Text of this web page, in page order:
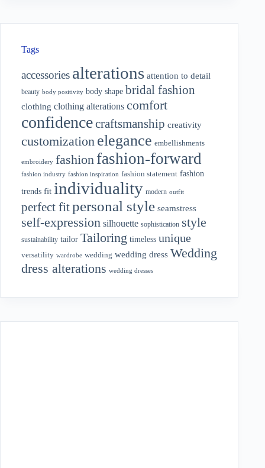
Tags
accessories alterations attention to detail
beauty body positivity body shape bridal fashion
clothing clothing alterations comfort
confidencecraftsmanship creativity
customization elegance embellishments
embroidery fashion fashion-forward
fashion industry fashion inspiration fashion statement fashion
trends fit individuality modern outfit
perfect fitpersonal style seamstress
self-expression silhouette sophistication style
sustainability tailor Tailoring timeless unique
versatility wardrobe wedding wedding dress Wedding
dress alterations wedding dresses